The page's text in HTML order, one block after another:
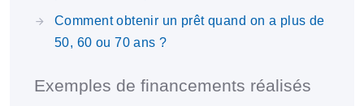
Comment obtenir un prêt quand on a plus de
50, 60 ou 70 ans ?
Exemples de financements réalisés